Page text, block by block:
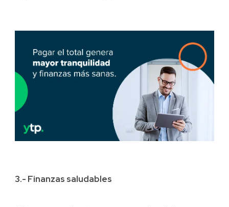
3.- Finanzas saludables